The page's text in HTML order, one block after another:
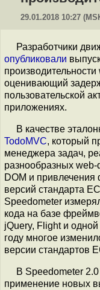
29.01.2018 10:27
Разработчики
опубликовали
оценивающий
пользовательской
приложениях.
В качестве
TodoMVC, который
менеджера задач,
разнообразных
DOM и привлечения
версий стандарта
Speedometer
кода на базе
jQuery, Flight и
году многое
версии стандартов
В Speedometer
применение новых